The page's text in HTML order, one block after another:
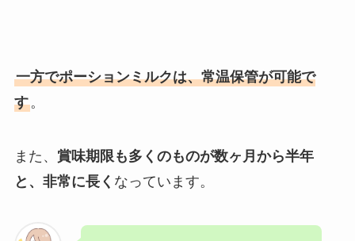
一方でポーションミルクは、常温保管が可能で
す。
また、 賞味期限も多くのものが数ヶ月から半年
と、非常に長く なっています。